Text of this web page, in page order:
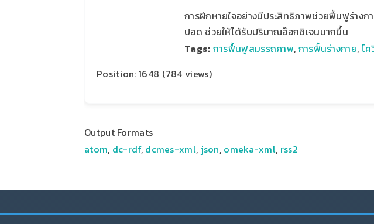
การฝีกหายใจอย่างมีประสิทธิภาพช่วยฟื้นฟูร่างก
ปอด ช่วยให้ได้รับปริมาณอ๊อกซิเจนมากขึ้น
Tags: การฟื้นฟูสมรรถภาพ, การฟื้นร่างกาย, โ
Position:1648 (784 views)
Output Formats
atom, dc-rdf, dcmes-xml, json, omeka-xml, rss2